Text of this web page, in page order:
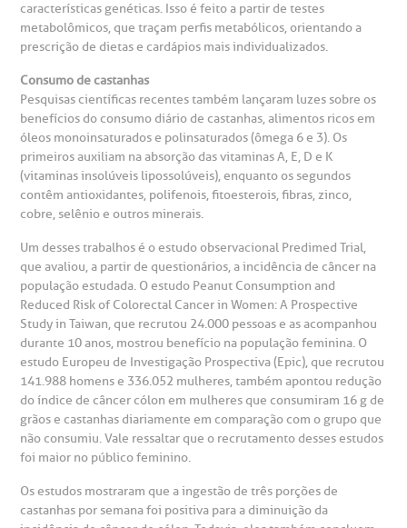
Endereço:
R. Colômbia, 332
CEP: 01438-000 | Jardim Paulista
São Paulo - SP
e perdidos
características genéticas. Isso é feito a partir de testes
metabolômicos, que traçam perfis metabólicos, orientando a
prescrição de dietas e cardápios mais individualizados.
Consumo de castanhas
Pesquisas científicas recentes também lançaram luzes sobre os
benefícios do consumo diário de castanhas, alimentos ricos em
óleos monoinsaturados e polinsaturados (ômega 6 e 3). Os
primeiros auxiliam na absorção das vitaminas A, E, D e K
(vitaminas insolúveis lipossolúveis), enquanto os segundos
contêm antioxidantes, polifenois, fitoesterois, fibras, zinco,
cobre, selênio e outros minerais.
Um desses trabalhos é o estudo observacional Predimed Trial,
que avaliou, a partir de questionários, a incidência de câncer na
população estudada. O estudo Peanut Consumption and
Reduced Risk of Colorectal Cancer in Women: A Prospective
Study in Taiwan, que recrutou 24.000 pessoas e as acompanhou
durante 10 anos, mostrou benefício na população feminina. O
estudo Europeu de Investigação Prospectiva (Epic), que recrutou
141.988 homens e 336.052 mulheres, também apontou redução
do índice de câncer cólon em mulheres que consumiram 16 g de
grãos e castanhas diariamente em comparação com o grupo que
não consumiu. Vale ressaltar que o recrutamento desses estudos
foi maior no público feminino.
Os estudos mostraram que a ingestão de três porções de
castanhas por semana foi positiva para a diminuição da